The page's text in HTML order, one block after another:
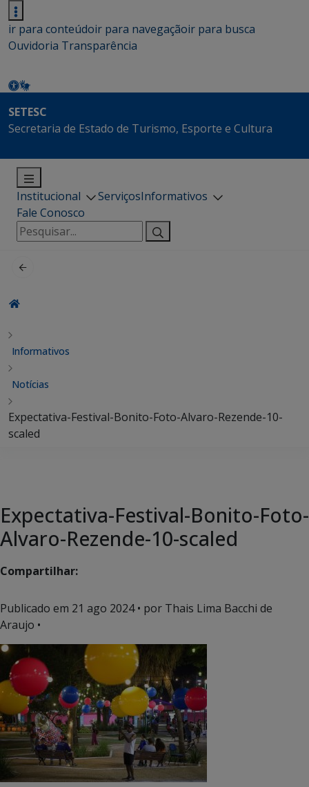
ir para conteúdoir para navegaçãoir para busca
Ouvidoria Transparência
SETESC
Secretaria de Estado de Turismo, Esporte e Cultura
Institucional ServiçosInformativos
Fale Conosco
Pesquisar
por:
Informativos
Notícias
Expectativa-Festival-Bonito-Foto-Alvaro-Rezende-10-
scaled
Expectativa-Festival-Bonito-Foto-
Alvaro-Rezende-10-scaled
Compartilhar:
Publicado em 21 ago 2024• por Thais Lima Bacchi de
Araujo •